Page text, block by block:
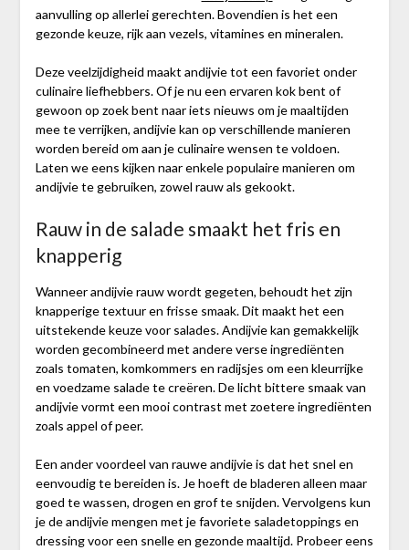
aanvulling op allerlei gerechten. Bovendien is het een
gezonde keuze, rijk aan vezels, vitamines en mineralen.
Deze veelzijdigheid maakt andijvie tot een favoriet onder
culinaire liefhebbers. Of je nu een ervaren kok bent of
gewoon op zoek bent naar iets nieuws om je maaltijden
mee te verrijken, andijvie kan op verschillende manieren
worden bereid om aan je culinaire wensen te voldoen.
Laten we eens kijken naar enkele populaire manieren om
andijvie te gebruiken, zowel rauw als gekookt.
Rauw in de salade smaakt het fris en
knapperig
Wanneer andijvie rauw wordt gegeten, behoudt het zijn
knapperige textuur en frisse smaak. Dit maakt het een
uitstekende keuze voor salades. Andijvie kan gemakkelijk
worden gecombineerd met andere verse ingrediënten
zoals tomaten, komkommers en radijsjes om een kleurrijke
en voedzame salade te creëren. De licht bittere smaak van
andijvie vormt een mooi contrast met zoetere ingrediënten
zoals appel of peer.
Een ander voordeel van rauwe andijvie is dat het snel en
eenvoudig te bereiden is. Je hoeft de bladeren alleen maar
goed te wassen, drogen en grof te snijden. Vervolgens kun
je de andijvie mengen met je favoriete saladetoppings en
dressing voor een snelle en gezonde maaltijd. Probeer eens